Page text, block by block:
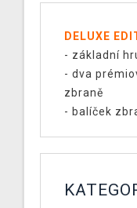
DELUXE
- základní
- dva
zbraně
- balíček